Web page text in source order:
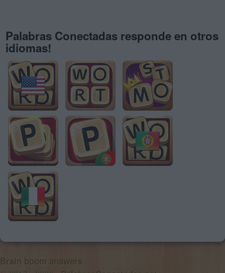
Palabras Conectadas responde en otros
idiomas!
Brain boom answers